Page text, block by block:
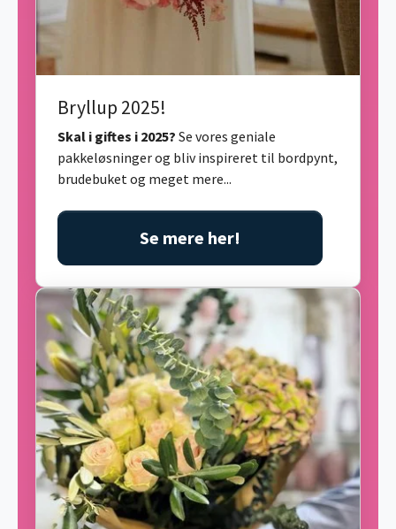
Bryllup 2025!
Skal i giftes i 2025? Se vores geniale
pakkeløsninger og bliv inspireret til bordpynt,
brudebuket og meget mere...
Se mere her!